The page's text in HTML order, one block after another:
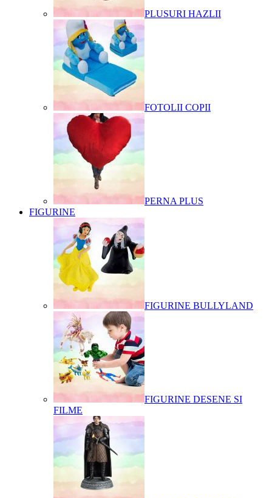
PLUSURI HAZLII
FOTOLII COPII
PERNA PLUS
FIGURINE
FIGURINE BULLYLAND
FIGURINE DESENE SI
FILME